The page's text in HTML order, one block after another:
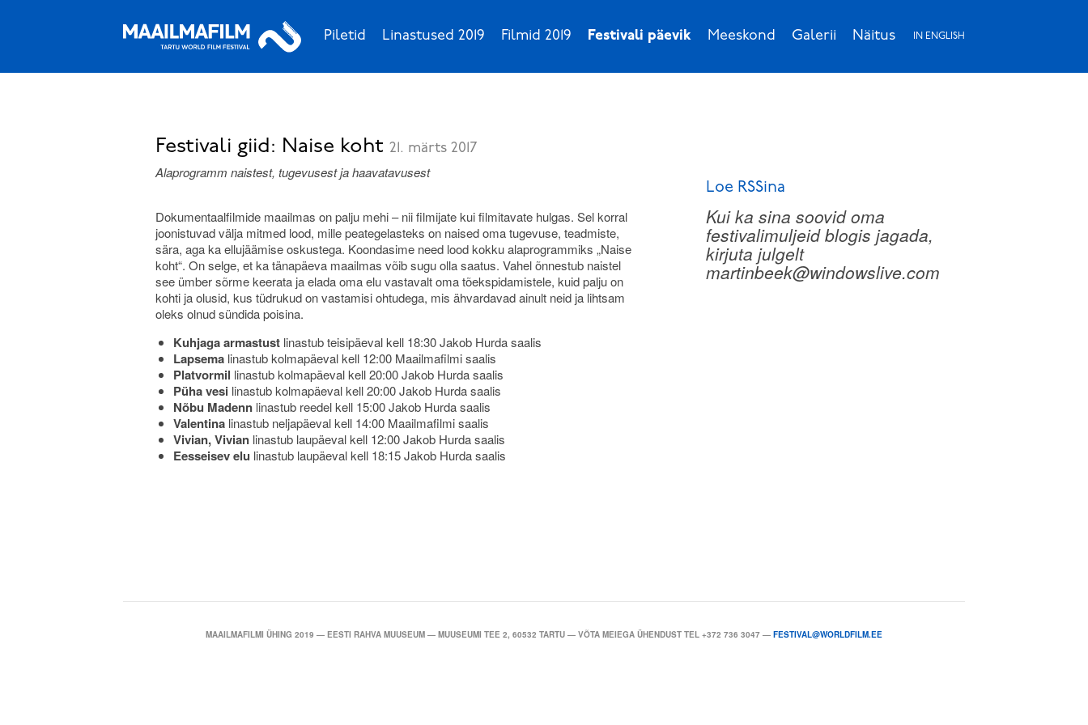
Piletid Linastused 2019 Filmid 2019 Festivali päevik Meeskond Galerii Näitus IN ENGLISH
Festivali giid: Naise koht 21. märts 2017
Alaprogramm naistest, tugevusest ja haavatavusest
Dokumentaalfilmide maailmas on palju mehi – nii filmijate kui filmitavate hulgas. Sel korral
joonistuvad välja mitmed lood, mille peategelasteks on naised oma tugevuse, teadmiste,
sära, aga ka ellujäämise oskustega. Koondasime need lood kokku alaprogrammiks „Naise
koht“. On selge, et ka tänapäeva maailmas võib sugu olla saatus. Vahel õnnestub naistel
see ümber sõrme keerata ja elada oma elu vastavalt oma tõekspidamistele, kuid palju on
kohti ja olusid, kus tüdrukud on vastamisi ohtudega, mis ähvardavad ainult neid ja lihtsam
oleks olnud sündida poisina.
Kuhjaga armastust linastub teisipäeval kell 18:30 Jakob Hurda saalis
Lapsema linastub kolmapäeval kell 12:00 Maailmafilmi saalis
Platvormil linastub kolmapäeval kell 20:00 Jakob Hurda saalis
Püha vesi linastub kolmapäeval kell 20:00 Jakob Hurda saalis
Nõbu Madenn linastub reedel kell 15:00 Jakob Hurda saalis
Valentina linastub neljapäeval kell 14:00 Maailmafilmi saalis
Vivian, Vivian linastub laupäeval kell 12:00 Jakob Hurda saalis
Eesseisev elu linastub laupäeval kell 18:15 Jakob Hurda saalis
Loe RSSina
Kui ka sina soovid oma
festivalimuljeid blogis jagada,
kirjuta julgelt
martinbeek@windowslive.com
MAAILMAFILMI ÜHING 2019 — EESTI RAHVA MUUSEUM — MUUSEUMI TEE 2, 60532 TARTU — VÕTA MEIEGA ÜHENDUST TEL +372 736 3047 — FESTIVAL@WORLDFILM.EE